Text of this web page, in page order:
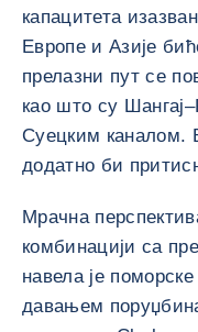
капацитета
Европе и Азије
прелазни пут се
као што су
Суецким каналом.
додатно би
Мрачна
комбинацији са
навела је
давањем